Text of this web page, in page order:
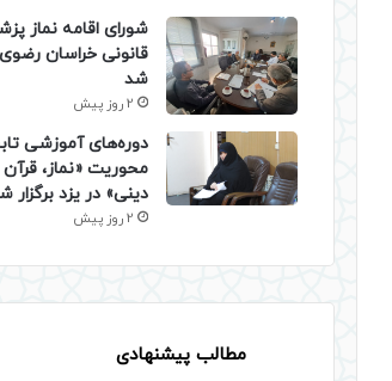
شورای اقامه نماز
قانونی خراسان رضوی
شد
2 روز پیش
دوره‌های آموزشی
محوریت «نماز،
دینی» در یزد برگزار
2 روز پیش
مطالب پیشنهادی